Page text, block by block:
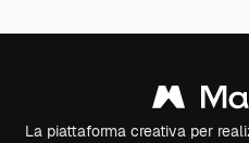
La piattaforma creativa per